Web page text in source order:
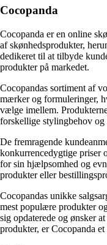
Cocopanda
Cocopanda er en online
af skønhedsprodukter,
dedikeret til at tilbyde
produkter på markedet.
Cocopandas sortiment af
mærker og formuleringer,
vælge imellem.
forskellige stylingbehov og
De fremragende
konkurrencedygtige priser
for sin hjælpsomhed og
produkter eller
Cocopandas unikke
mest populære produkter
sig opdaterede og ønsker
produkter, er Cocopanda